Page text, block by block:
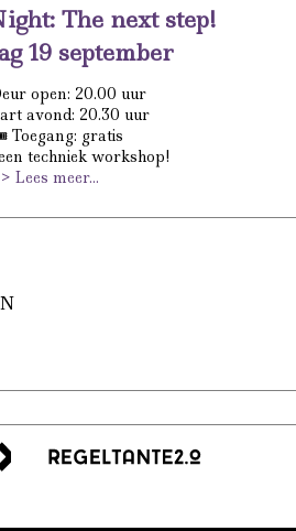
The next step!
19 september
open: 20.00 uur
avond: 20.30 uur
Toegang: gratis
techniek workshop!
> Lees meer...